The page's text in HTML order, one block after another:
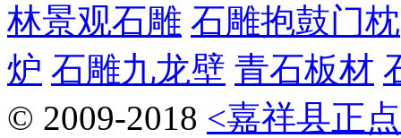
林景观石雕 石雕抱鼓门枕
炉 石雕九龙壁 青石板材
© 2009-2018 <嘉祥县正